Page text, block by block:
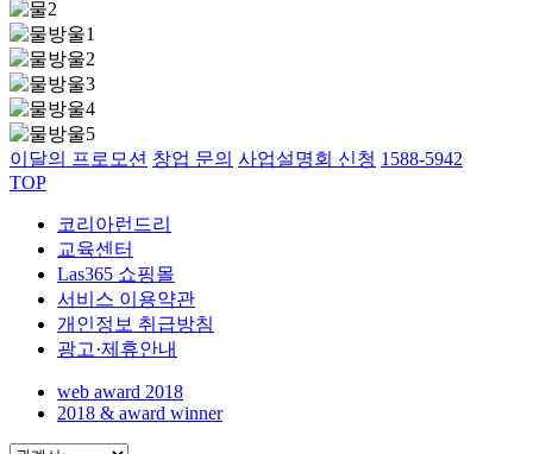
이달의 프로모션 창업 문의 사업설명회 신청 1588-5942
TOP
코리아런드리
교육센터
Las365 쇼핑몰
서비스 이용약관
개인정보 취급방침
광고·제휴안내
web award 2018
2018 & award winner